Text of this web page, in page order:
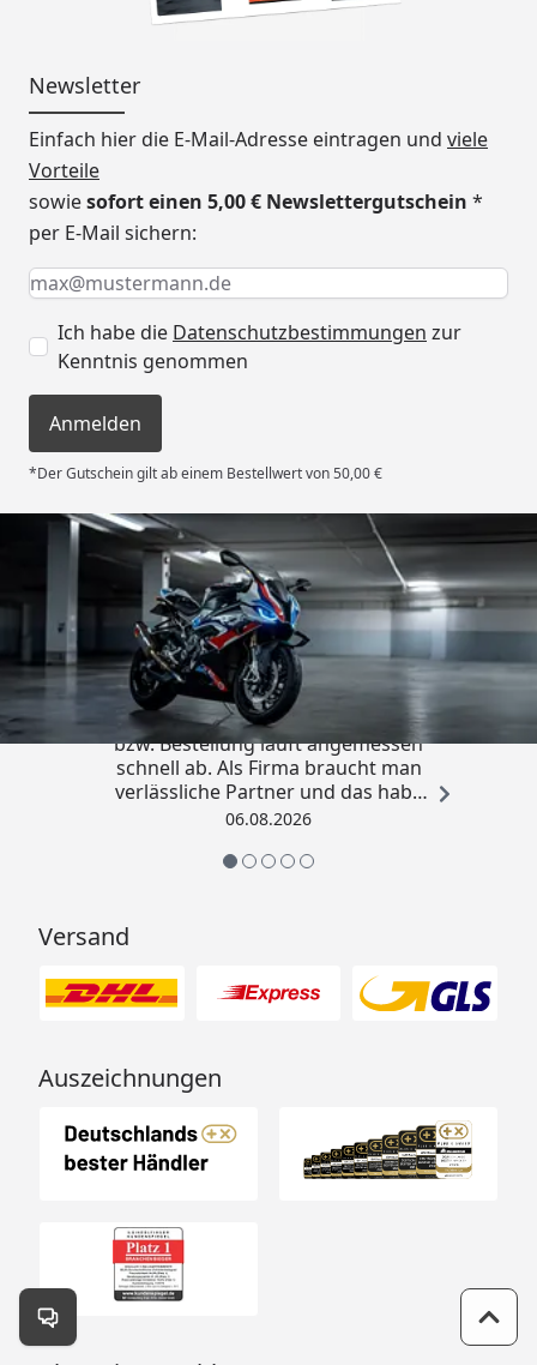
Newsletter
Einfach hier die E-Mail-Adresse eintragen und viele
Vorteile
sowiesofort einen 5,00 € Newslettergutschein *
per E-Mail sichern:
Keine Eingabe erforderlich
Eingabe erforderlich
E-Mail *
Ich habe die Datenschutzbestimmungen zur
Kenntnis genommen
Anmelden
*Der Gutschein gilt ab einem Bestellwert von 50,00 €
Trusted Shops
4,85/ 5
„Die Abwicklung eines Auftrages
bzw. Bestellung läuft angemessen
schnell ab. Als Firma braucht man
verlässliche Partner und das habe
ich hier gefunden.“
06.08.2026
Versand
Auszeichnungen
Kontakt öffnen